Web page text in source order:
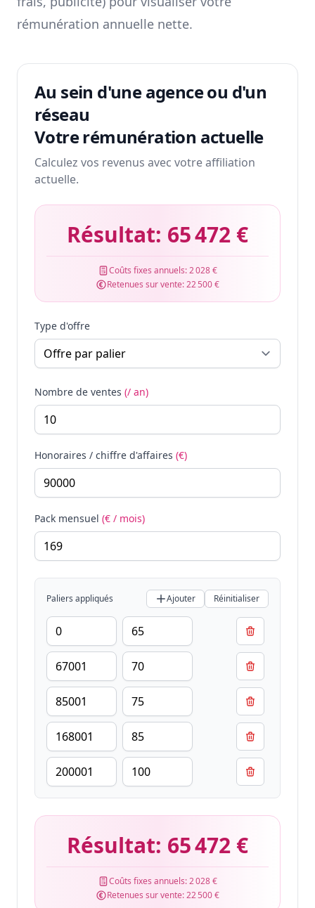
rémunération annuelle nette.
Au sein d'une agence ou d'un
réseau
Votre rémunération actuelle
Calculez vos revenus avec votre affiliation
actuelle.
Résultat: 65 472 €
Coûts fixes annuels:2 028 €
Retenues sur vente:22 500 €
Type d'offre
Nombre de ventes (/ an)
Honoraires / chiffre d'affaires (€)
Pack mensuel (€ / mois)
Paliers appliqués Ajouter Réinitialiser
Résultat: 65 472 €
Coûts fixes annuels:2 028 €
Retenues sur vente:22 500 €